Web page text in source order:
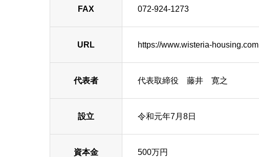
FAX 072-924-1273
URL https://www.wisteria-housing.com
代表者 代表取締役 藤井 寛之
設立 令和元年7月8日
資本金 500万円